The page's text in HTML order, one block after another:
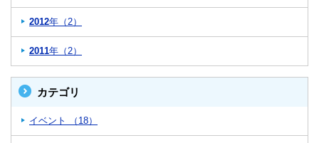
2012年（2）
2011年（2）
カテゴリ
イベント （18）